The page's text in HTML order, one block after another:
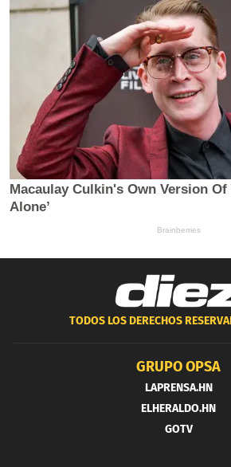
TODOS LOS DERECHOS
GRUPO OPSA
LAPRENSA.HN
ELHERALDO.HN
GOTV